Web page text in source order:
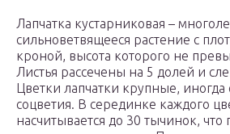
Лапчатка кустарниковая –
сильноветвящееся растение с
кроной, высота которого не
Листья рассечены на 5 долей и
Цветки лапчатки крупные, иногда
соцветия. В серединке каждого
насчитывается до 30 тычинок, что